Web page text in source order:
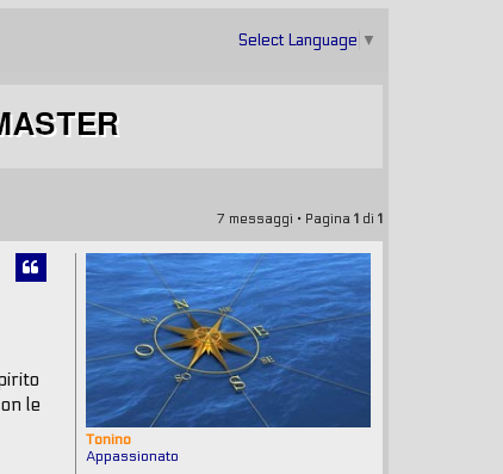
Select Language ▼
7 messaggi • Pagina 1 di 1
Tonino
Appassionato
le